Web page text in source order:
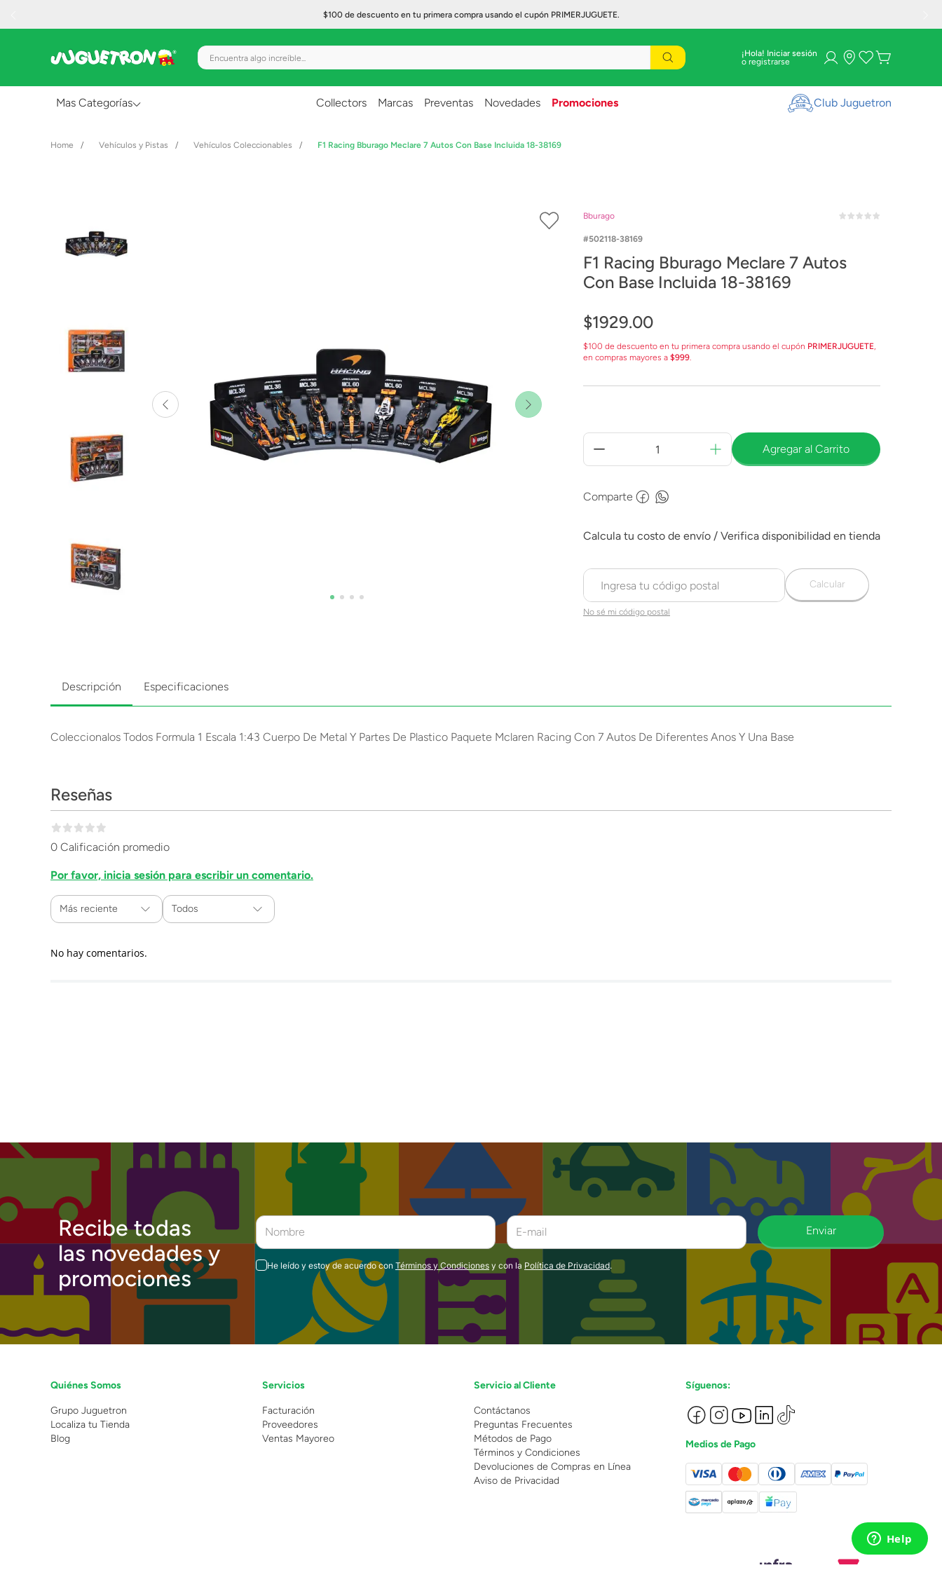
$100 de descuento en tu primera compra usando el cupón PRIMERJUGUETE.
Encuentra algo increíble... ¡Hola! Iniciar sesión
Mas Categorías
Figuras de Acción
Lanzadores
Muñecas
Vehículos y Pistas
Collectors Marcas Preventas Novedades Promociones Club Juguetron
Vehículos y Pistas Vehículos Coleccionables F1 Racing Bburago Meclare 7 Autos Con Base Incluida 18-38169
Bburago
502118-38169
F1 Racing Bburago Meclare 7 Autos
Con Base Incluida 18-38169
$1929.00
$100 de descuento en tu primera compra usando el cupón PRIMERJUGUETE,
en compras mayores a $999.
Agregar al Carrito
Comparte
No sé mi código postal
Calcular
Descripción Especificaciones
Coleccionalos Todos Formula 1 Escala 1:43 Cuerpo De Metal Y Partes De Plastico Paquete Mclaren Racing Con 7 Autos De Diferentes Anos Y Una Base
Reseñas
0 Calificación promedio
Por favor, inicia sesión para escribir un comentario.
Más reciente Todos
No hay comentarios.
Recibe todas
las novedades y
promociones
Enviar
He leído y estoy de acuerdo con Términos y Condiciones y con la Política de Privacidad.
Quiénes Somos
Grupo Juguetron
Localiza tu Tienda
Blog
Servicios
Facturación
Proveedores
Ventas Mayoreo
Servicio al Cliente
Contáctanos
Preguntas Frecuentes
Métodos de Pago
Términos y Condiciones
Devoluciones de Compras en Línea
Aviso de Privacidad
Síguenos:
Medios de Pago